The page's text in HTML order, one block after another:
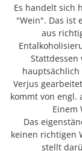
Es handelt sich
"Wein". Das ist
aus
Stattdessen
Verjus
kommt von engl.
Einem
Das
keinen richtigen
stellt